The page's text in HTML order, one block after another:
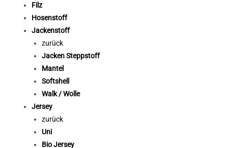
Filz
Hosenstoff
Jackenstoff
zurück
Jacken Steppstoff
Mantel
Softshell
Walk / Wolle
Jersey
zurück
Uni
Bio Jersey